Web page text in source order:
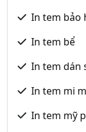
In tem bảo
In tem bể
In tem dán
In tem mi
In tem mỹ